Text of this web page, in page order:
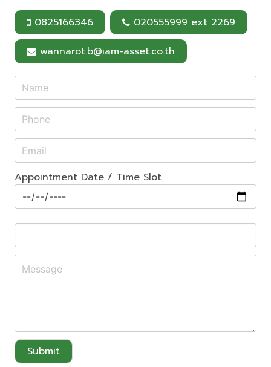
0825166346
020555999 ext 2269
wannarot.b@iam-asset.co.th
Appointment Date / Time Slot
Submit